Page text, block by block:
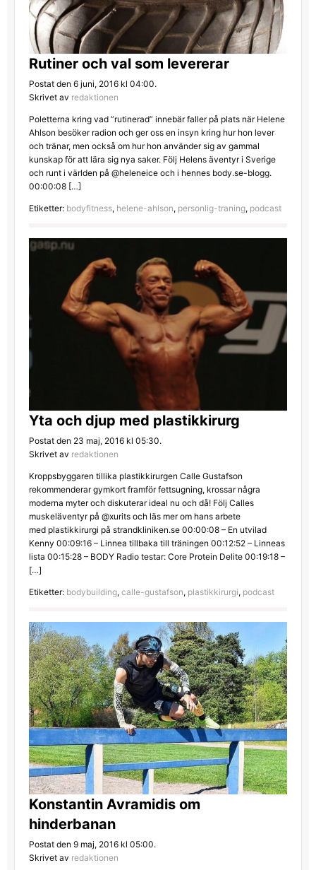
Rutiner och val som levererar
Postat den 6 juni, 2016 kl 04:00.
Skrivet av redaktionen
Poletterna kring vad ”rutinerad” innebär faller på plats när Helene
Ahlson besöker radion och ger oss en insyn kring hur hon lever
och tränar, men också om hur hon använder sig av gammal
kunskap för att lära sig nya saker. Följ Helens äventyr i Sverige
och runt i världen på @heleneice och i hennes body.se-blogg.
00:00:08 […]
Etiketter: bodyfitness, helene-ahlson, personlig-traning, podcast
Yta och djup med plastikkirurg
Postat den 23 maj, 2016 kl 05:30.
Skrivet av redaktionen
Kroppsbyggaren tillika plastikkirurgen Calle Gustafson
rekommenderar gymkort framför fettsugning, krossar några
moderna myter och diskuterar ideal nu och då! Följ Calles
muskeläventyr på @xurits och läs mer om hans arbete
med plastikkirurgi på strandkliniken.se 00:00:08 – En utvilad
Kenny 00:09:16 – Linnea tillbaka till träningen 00:12:52 – Linneas
lista 00:15:28 – BODY Radio testar: Core Protein Delite 00:19:18 –
[…]
Etiketter: bodybuilding, calle-gustafson, plastikkirurgi, podcast
Konstantin Avramidis om
hinderbanan
Postat den 9 maj, 2016 kl 05:00.
Skrivet av redaktionen